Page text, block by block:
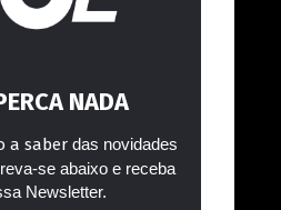
NADA
a saberdas novidades
se abaixo e receba
Newsletter.